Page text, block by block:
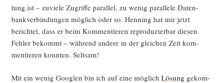
tung ist – zuvie­le Zugrif­fe par­al­lel, zu wenig par­al­le­le Daten­
bank­ver­bin­dun­gen mög­lich oder so. Hen­ning hat mir jetzt
berich­tet, dass er beim Kom­men­tie­ren repro­du­zier­bar die­sen
Feh­ler bekommt – wäh­rend ande­re in der glei­chen Zeit kom­
men­tie­ren konn­ten. Seltsam!
Mit ein wenig Goog­len bin ich auf eine mög­lich Lösung gekom­